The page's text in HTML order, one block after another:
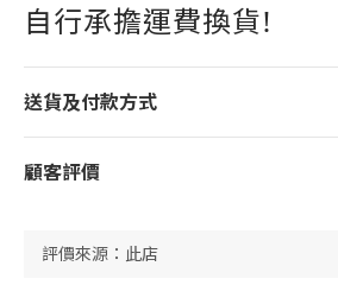
自行承擔運費換貨!
送貨及付款方式
顧客評價